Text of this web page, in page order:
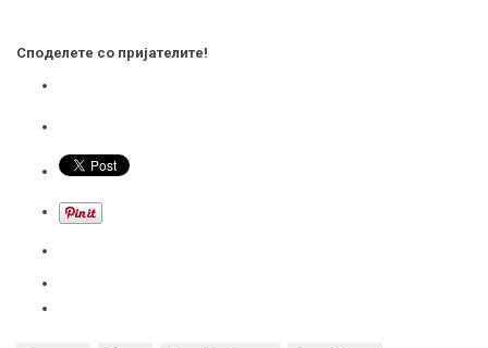
Споделете со пријателите!